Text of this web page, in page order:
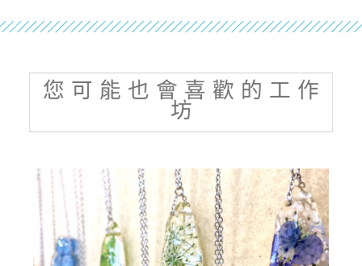
您 可 能 也 會 喜 歡 的 工 作
坊